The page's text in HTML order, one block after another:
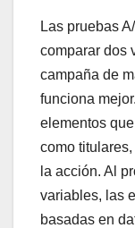
Las pruebas
comparar dos
campaña de
funciona
elementos
como
la acción. Al
variables, las
basadas en